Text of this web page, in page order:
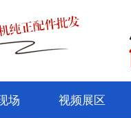
场 视频展区